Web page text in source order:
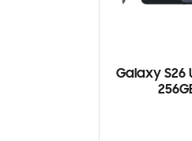
Galaxy S26